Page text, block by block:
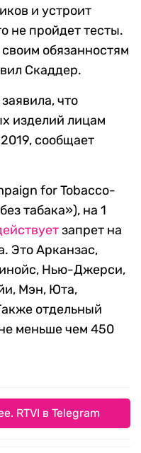
и устроит
не пройдет тесты.
обязанностям
Скаддер.
что
изделий лицам
сообщает
for Tobacco-
табака»), на 1
запрет на
Это Арканзас,
Нью-Джерси,
Мэн, Юта,
отдельный
меньше чем 450
RTVI в Telegram